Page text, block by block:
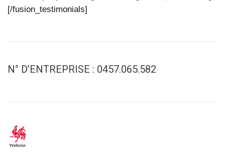
[/fusion_testimonials]
N° D’ENTREPRISE : 0457.065.582